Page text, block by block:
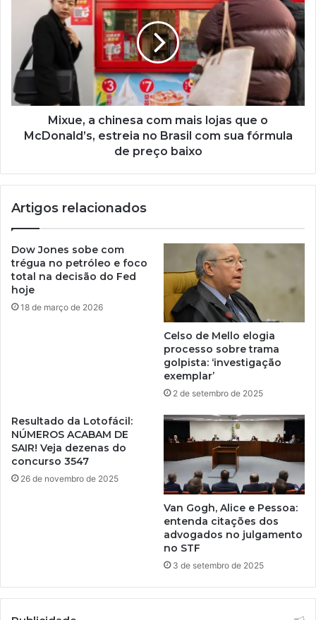
Mixue, a chinesa com mais lojas que o
McDonald’s, estreia no Brasil com sua fórmula
de preço baixo
Artigos relacionados
Dow Jones sobe com
trégua no petróleo e foco
total na decisão do Fed
hoje
18 de março de 2026
Celso de Mello elogia
processo sobre trama
golpista: ‘investigação
exemplar’
2 de setembro de 2025
Resultado da Lotofácil:
NÚMEROS ACABAM DE
SAIR! Veja dezenas do
concurso 3547
26 de novembro de 2025
Van Gogh, Alice e Pessoa:
entenda citações dos
advogados no julgamento
no STF
3 de setembro de 2025